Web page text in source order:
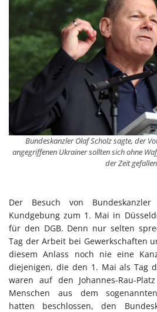
Bundeskanzler Olaf Scholz sagte, der
angegriffenen Ukrainer sollten sich ohne
der Zeit
Der Besuch von
Kundgebung zum 1. Mai in
für den DGB. Denn nur selten
Tag der Arbeit bei Gewerkschaften
diesem Anlass noch nie eine
diejenigen, die den 1. Mai als Tag
waren auf den Johannes-Rau-
Menschen aus dem
hatten beschlossen, den